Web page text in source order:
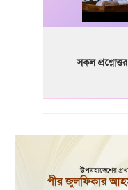
সকল প্রশ্নোত্তর